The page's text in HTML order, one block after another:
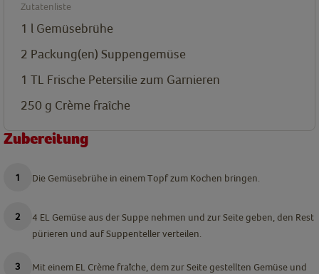
Zutatenliste
1 l Gemüsebrühe
2 Packung(en) Suppengemüse
1 TL Frische Petersilie zum Garnieren
250 g Crème fraîche
Zubereitung
Die Gemüsebrühe in einem Topf zum Kochen bringen.
4 EL Gemüse aus der Suppe nehmen und zur Seite geben, den Rest
pürieren und auf Suppenteller verteilen.
Mit einem EL Crème fraîche, dem zur Seite gestellten Gemüse und